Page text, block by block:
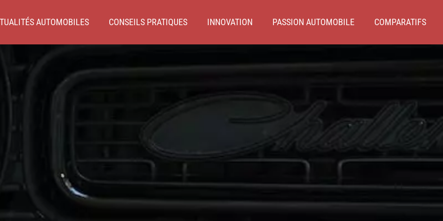
AUTOMOBILES CONSEILS PRATIQUES INNOVATION PASSION AUTOMOBILE COMPARATIFS